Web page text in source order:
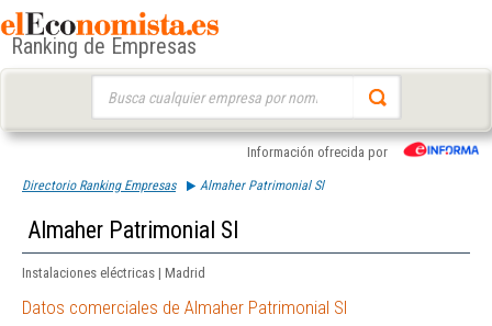
Ranking de Empresas
Información ofrecida por
Directorio Ranking Empresas Almaher Patrimonial Sl
Almaher Patrimonial Sl
Instalaciones eléctricas | Madrid
Datos comerciales de Almaher Patrimonial Sl